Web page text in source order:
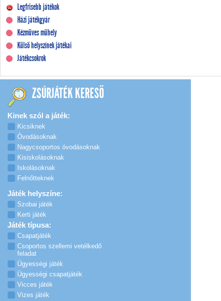
Legfrisebb játékok
Házi játékgyár
Kézműves műhely
Külső helyszínek játékai
Játékcsokrok
ZSÚRJÁTÉK KERESŐ
Kinek szól a játék:
Kicsiknek
Óvodásoknak
Nagycsoportos óvodásoknak
Kisiskolásoknak
Iskolásoknak
Felnőtteknek
Játék helyszíne:
Szobai játék
Kerti játék
Játék típusa:
Csapatjáték
Csoportos szellemi vetélkedő
feladat
Ügyességi játék
Ügyességi csapatjáték
Vicces játék
Vizes játék